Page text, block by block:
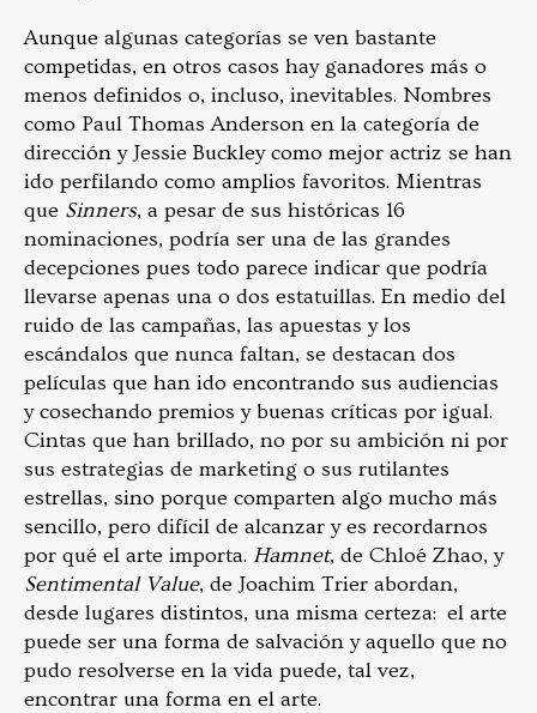
Aunque algunas categorías se ven bastante
competidas, en otros casos hay ganadores más o
menos definidos o, incluso, inevitables. Nombres
como Paul Thomas Anderson en la categoría de
dirección y Jessie Buckley como mejor actriz se han
ido perfilando como amplios favoritos. Mientras
que Sinners, a pesar de sus históricas 16
nominaciones, podría ser una de las grandes
decepciones pues todo parece indicar que podría
llevarse apenas una o dos estatuillas. En medio del
ruido de las campañas, las apuestas y los
escándalos que nunca faltan, se destacan dos
películas que han ido encontrando sus audiencias
y cosechando premios y buenas críticas por igual.
Cintas que han brillado, no por su ambición ni por
sus estrategias de marketing o sus rutilantes
estrellas, sino porque comparten algo mucho más
sencillo, pero difícil de alcanzar y es recordarnos
por qué el arte importa. Hamnet, de Chloé Zhao, y
Sentimental Value, de Joachim Trier abordan,
desde lugares distintos, una misma certeza: el arte
puede ser una forma de salvación y aquello que no
pudo resolverse en la vida puede, tal vez,
encontrar una forma en el arte.